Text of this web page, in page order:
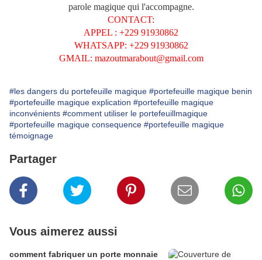
parole magique qui l'accompagne.
CONTACT:
APPEL : +229 91930862
WHATSAPP: +229 91930862
GMAIL: mazoutmarabout@gmail.com
#les dangers du portefeuille magique #portefeuille magique benin
#portefeuille magique explication #portefeuille magique
inconvénients #comment utiliser le portefeuillmagique
#portefeuille magique consequence #portefeuille magique
témoignage
Partager
Vous aimerez aussi
comment fabriquer un porte monnaie